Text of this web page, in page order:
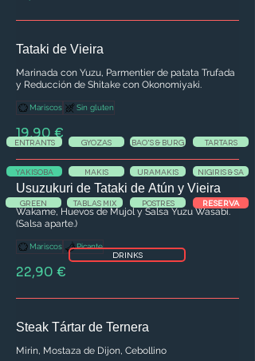
Tataki de Vieira
Marinada con Yuzu, Parmentier de patata Trufada
y Reducción de Shitake con Okonomiyaki.
19,90 €
Mariscos Sin gluten
Usuzukuri de Tataki de Atún y Vieira
Wakame, Huevos de Mujol y Salsa Yuzu Wasabi.
(Salsa aparte.)
22,90 €
Mariscos Picante
Steak Tártar de Ternera
Mirin, Mostaza de Dijon, Cebollino
ENTRANTS GYOZAS BAO'S & BURG TARTARS
YAKISOBA MAKIS URAMAKIS NIGIRIS & SA
GREEN TABLAS MIX POSTRES RESERVA
DRINKS